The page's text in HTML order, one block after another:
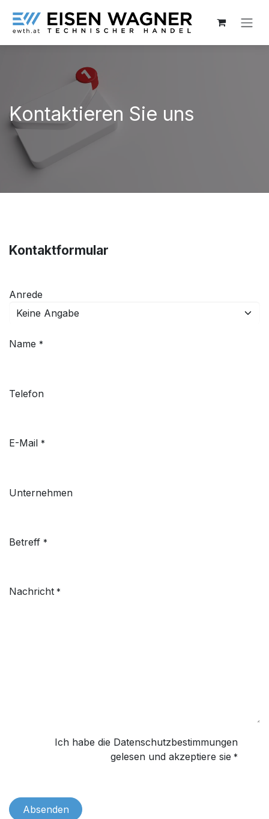
Kontaktieren Sie uns
Kontaktformular
Anrede
Name *
Telefon
E-Mail *
Unternehmen
Betreff *
Nachricht *
Ich habe die Datenschutzbestimmungen
gelesen und akzeptiere sie *
Absenden